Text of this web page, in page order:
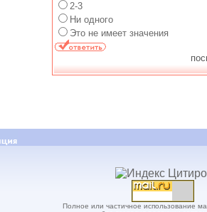
2-3
Ни одного
Это не имеет значения
Полное или частичное использование